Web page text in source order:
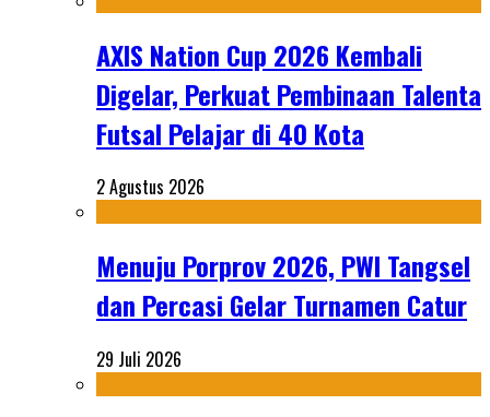
AXIS Nation Cup 2026 Kembali
Digelar, Perkuat Pembinaan Talenta
Futsal Pelajar di 40 Kota
2 Agustus 2026
Menuju Porprov 2026, PWI Tangsel
dan Percasi Gelar Turnamen Catur
29 Juli 2026